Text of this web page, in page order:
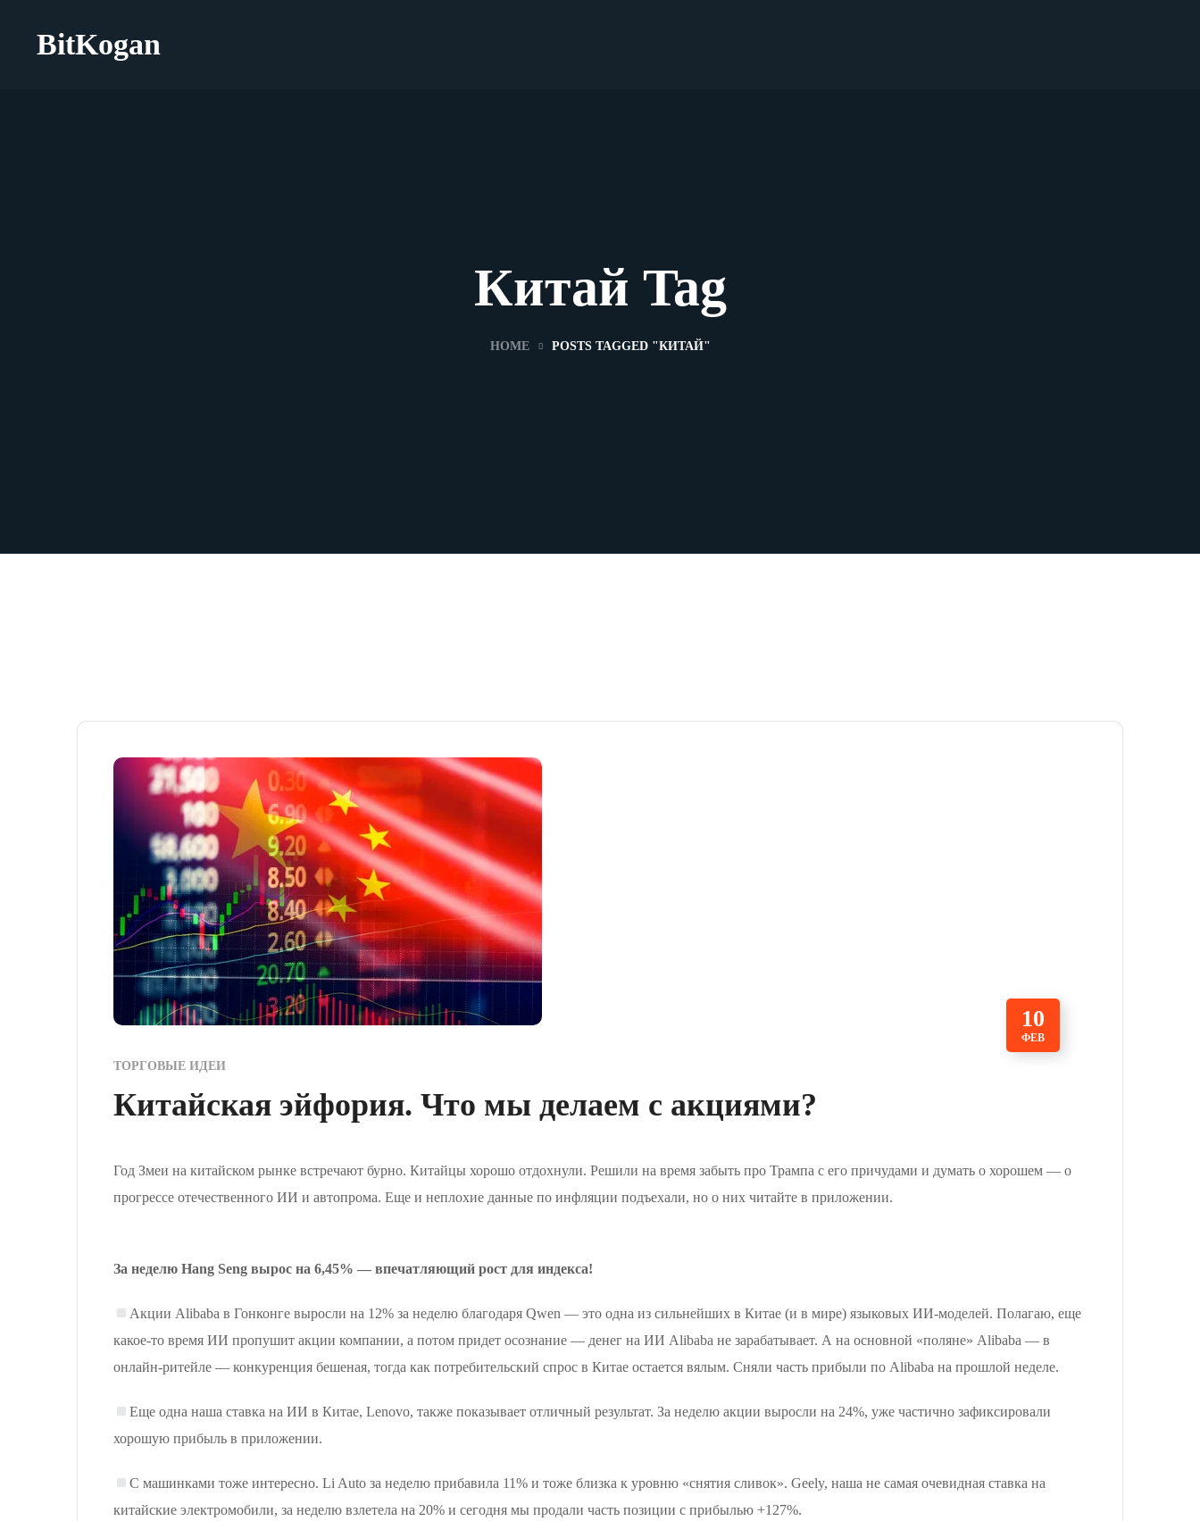
BitKogan
Китай Tag
HOME POSTS TAGGED "КИТАЙ"
10
ФЕВ
ТОРГОВЫЕ ИДЕИ
Китайская эйфория. Что мы делаем с акциями?
Год Змеи на китайском рынке встречают бурно. Китайцы хорошо отдохнули. Решили на время забыть про Трампа с его причудами и думать о хорошем — о
прогрессе отечественного ИИ и автопрома. Еще и неплохие данные по инфляции подъехали, но о них читайте в приложении.
За неделю Hang Seng вырос на 6,45% — впечатляющий рост для индекса!
Акции Alibaba в Гонконге выросли на 12% за неделю благодаря Qwen — это одна из сильнейших в Китае (и в мире) языковых ИИ-моделей. Полагаю, еще
какое-то время ИИ пропушит акции компании, а потом придет осознание — денег на ИИ Alibaba не зарабатывает. А на основной «поляне» Alibaba — в
онлайн-ритейле — конкуренция бешеная, тогда как потребительский спрос в Китае остается вялым. Сняли часть прибыли по Alibaba на прошлой неделе.
Еще одна наша ставка на ИИ в Китае, Lenovo, также показывает отличный результат. За неделю акции выросли на 24%, уже частично зафиксировали
хорошую прибыль в приложении.
С машинками тоже интересно. Li Auto за неделю прибавила 11% и тоже близка к уровню «снятия сливок». Geely, наша не самая очевидная ставка на
китайские электромобили, за неделю взлетела на 20% и сегодня мы продали часть позиции с прибылью +127%.